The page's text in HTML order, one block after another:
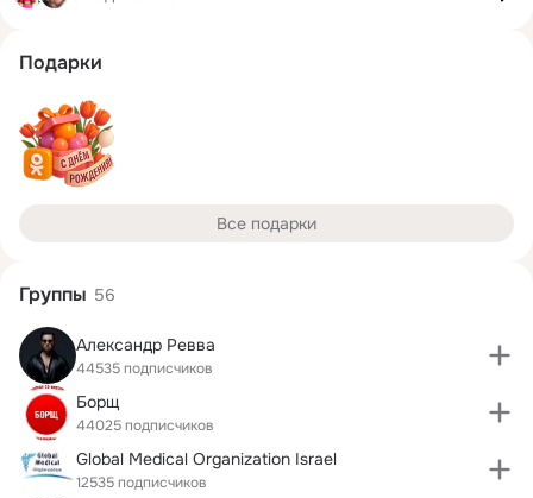
Подарки
Все подарки
Группы 56
Александр Ревва
44535 подписчиков
Борщ
44025 подписчиков
Global Medical Organization Israel
12535 подписчиков